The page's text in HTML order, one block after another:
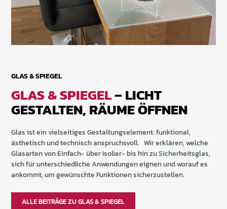
GLAS & SPIEGEL
GLAS & SPIEGEL– LICHT
GESTALTEN, RÄUME ÖFFNEN
Glas ist ein vielseitiges Gestaltungselement: funktional,
ästhetisch und technisch anspruchsvoll. Wir erklären, welche
Glasarten von Einfach- über Isolier- bis hin zu Sicherheitsglas,
sich für unterschiedliche Anwendungen eignen und worauf es
ankommt, um gewünschte Funktionen sicherzustellen.
ALLE BEITRÄGE ZU GLAS & SPIEGEL